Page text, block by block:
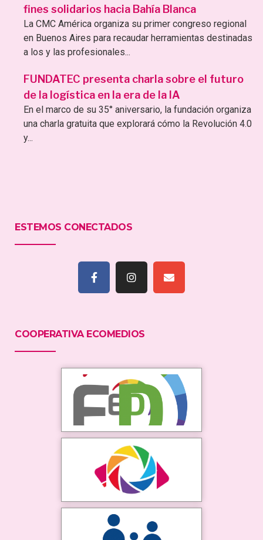
fines solidarios hacia Bahía Blanca
La CMC América organiza su primer congreso regional
en Buenos Aires para recaudar herramientas destinadas
a los y las profesionales...
FUNDATEC presenta charla sobre el futuro
de la logística en la era de la IA
En el marco de su 35° aniversario, la fundación organiza
una charla gratuita que explorará cómo la Revolución 4.0
y...
ESTEMOS CONECTADOS
COOPERATIVA ECOMEDIOS